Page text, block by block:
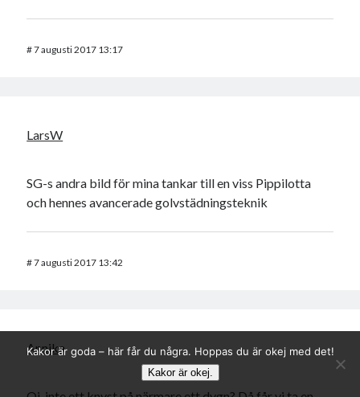
#7 augusti 2017 13:17
LarsW
SG-s andra bild för mina tankar till en viss Pippilotta
och hennes avancerade golvstädningsteknik
#7 augusti 2017 13:42
Annika
Kakor är goda – här får du några. Hoppas du är okej med det!
Kakor är okej.